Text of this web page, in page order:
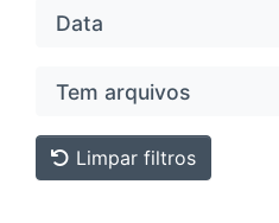
Data
Tem arquivos
Limpar filtros